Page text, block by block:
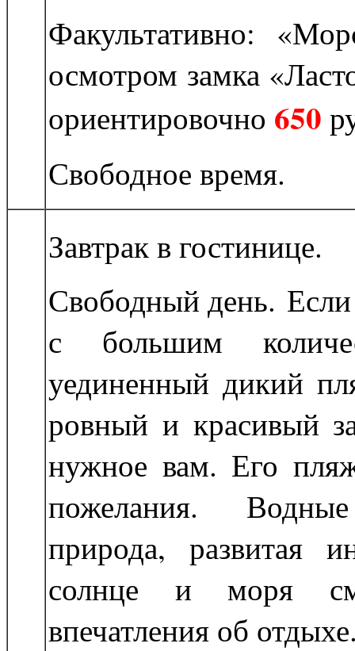
Факультативно:
осмотром замка
ориентировочно 650
Свободное время.
Завтрак в гостинице.
Свободный день.
с большим
уединенный дикий
ровный и красивый
нужное вам. Его
пожелания.
природа, развитая
солнце и моря
впечатления об